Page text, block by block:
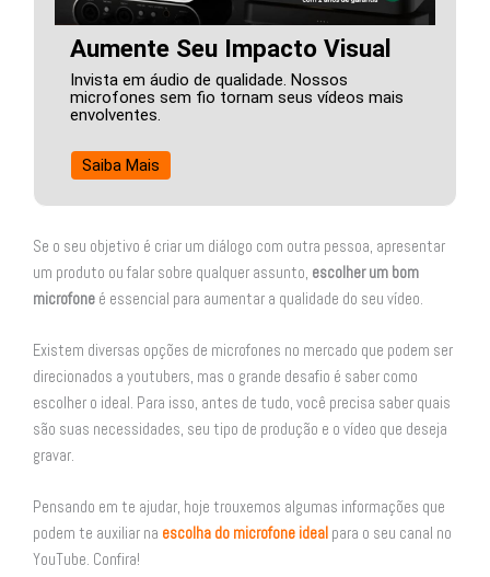
Aumente Seu Impacto Visual
Invista em áudio de qualidade. Nossos
microfones sem fio tornam seus vídeos mais
envolventes.
Saiba Mais
Se o seu objetivo é criar um diálogo com outra pessoa, apresentar
um produto ou falar sobre qualquer assunto, escolher um bom
microfone é essencial para aumentar a qualidade do seu vídeo.
Existem diversas opções de microfones no mercado que podem ser
direcionados a youtubers, mas o grande desafio é saber como
escolher o ideal. Para isso, antes de tudo, você precisa saber quais
são suas necessidades, seu tipo de produção e o vídeo que deseja
gravar.
Pensando em te ajudar, hoje trouxemos algumas informações que
podem te auxiliar na escolha do microfone ideal para o seu canal no
YouTube. Confira!